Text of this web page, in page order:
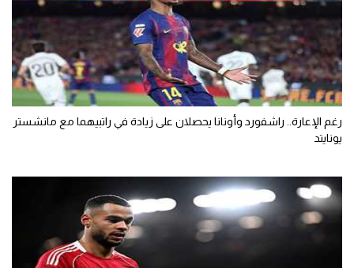
رغم الإعارة.. راشفورد وأونانا يحصلان على زيادة في راتبيهما مع مانشستر
يونايتد